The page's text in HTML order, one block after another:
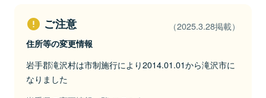
ご注意 （2025.3.28掲載）
住所等の変更情報
岩手郡滝沢村は市制施行により2014.01.01から滝沢市に
なりました